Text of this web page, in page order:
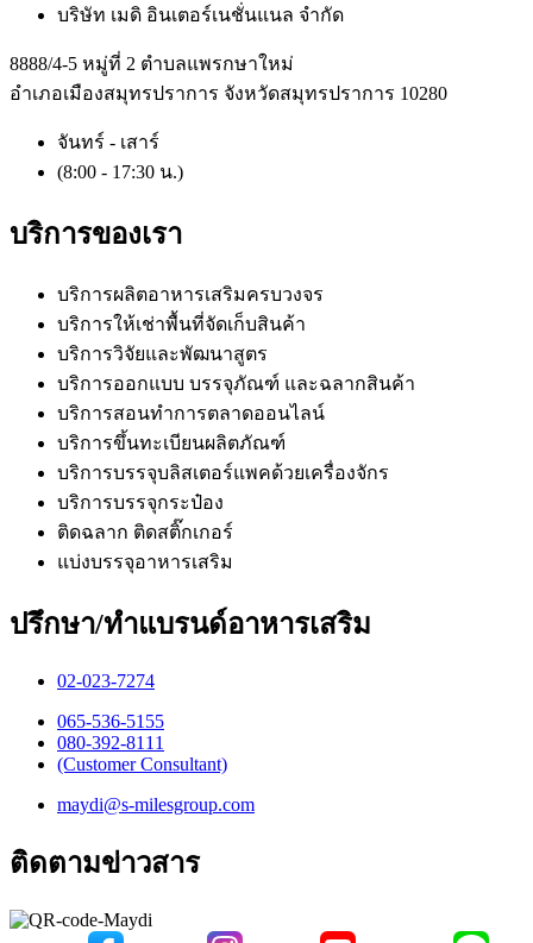
บริษัท เมดิ อินเตอร์เนชั่นแนล จำกัด
8888/4-5 หมู่ที่ 2 ตำบลแพรกษาใหม่
อำเภอเมืองสมุทรปราการ จังหวัดสมุทรปราการ 10280
จันทร์ - เสาร์
(8:00 - 17:30 น.)
บริการของเรา
บริการผลิตอาหารเสริมครบวงจร
บริการให้เช่าพื้นที่จัดเก็บสินค้า
บริการวิจัยและพัฒนาสูตร
บริการออกแบบ บรรจุภัณฑ์ และฉลากสินค้า
บริการสอนทำการตลาดออนไลน์
บริการขึ้นทะเบียนผลิตภัณฑ์
บริการบรรจุบลิสเตอร์แพคด้วยเครื่องจักร
บริการบรรจุกระป๋อง
ติดฉลาก ติดสติ๊กเกอร์
แบ่งบรรจุอาหารเสริม
ปรึกษา/ทำแบรนด์อาหารเสริม
02-023-7274​
065-536-5155
​080-392-8111
(Customer Consultant)​
maydi@s-milesgroup.com
ติดตามข่าวสาร